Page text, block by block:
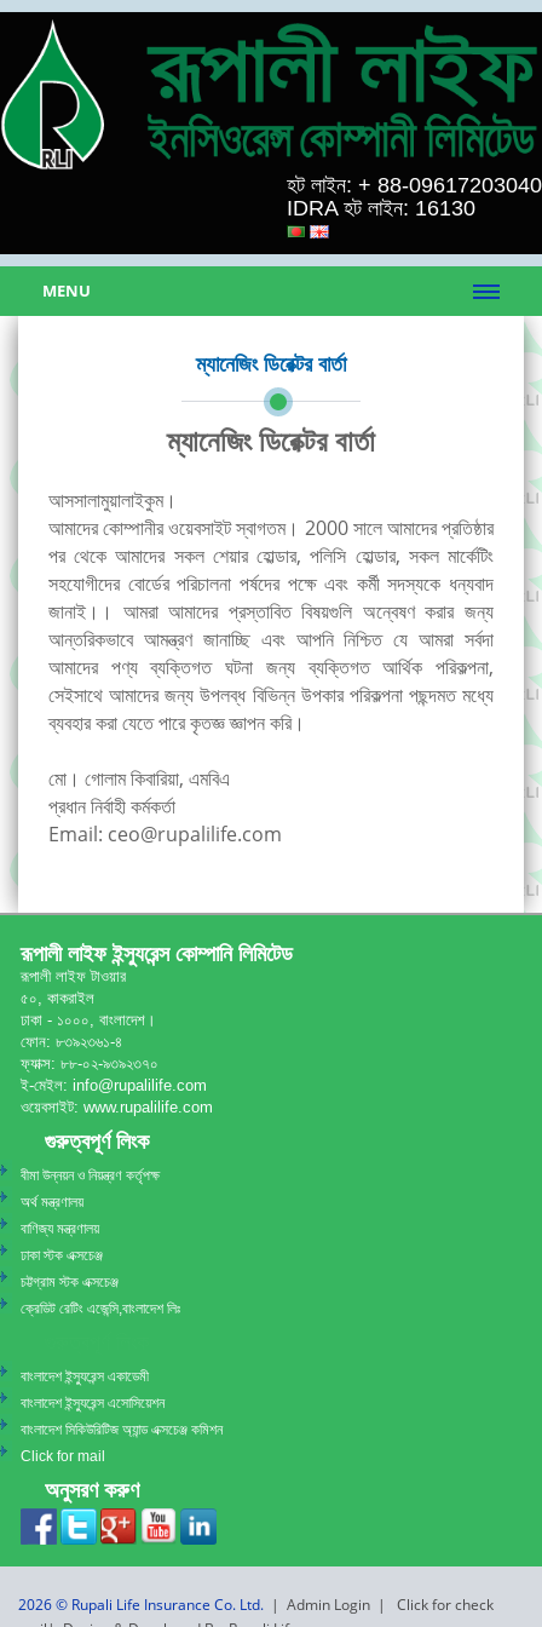
হট লাইন: + 88-09617203040
IDRA হট লাইন: 16130
MENU
ম্যানেজিং ডিরেক্টর বার্তা
ম্যানেজিং ডিরেক্টর বার্তা
আসসালামুয়ালাইকুম।
আমাদের কোম্পানীর ওয়েবসাইট স্বাগতম। 2000 সালে আমাদের প্রতিষ্ঠার
পর থেকে আমাদের সকল শেয়ার হোল্ডার, পলিসি হোল্ডার, সকল মার্কেটিং
সহযোগীদের বোর্ডের পরিচালনা পর্ষদের পক্ষে এবং কর্মী সদস্যকে ধন্যবাদ
জানাই।। আমরা আমাদের প্রস্তাবিত বিষয়গুলি অন্বেষণ করার জন্য
আন্তরিকভাবে আমন্ত্রণ জানাচ্ছি এবং আপনি নিশ্চিত যে আমরা সর্বদা
আমাদের পণ্য ব্যক্তিগত ঘটনা জন্য ব্যক্তিগত আর্থিক পরিকল্পনা,
সেইসাথে আমাদের জন্য উপলব্ধ বিভিন্ন উপকার পরিকল্পনা পছন্দমত মধ্যে
ব্যবহার করা যেতে পারে কৃতজ্ঞ জ্ঞাপন করি।
মো। গোলাম কিবারিয়া, এমবিএ
প্রধান নির্বাহী কর্মকর্তা
Email: ceo@rupalilife.com
রূপালী লাইফ ইন্স্যুরেন্স কোম্পানি লিমিটেড
রূপালী লাইফ টাওয়ার
৫০, কাকরাইল
ঢাকা - ১০০০, বাংলাদেশ।
ফোন: ৮৩৯২৩৬১-৪
ফ্যাক্স: ৮৮-০২-৯৩৯২৩৭০
ই-মেইল: info@rupalilife.com
ওয়েবসাইট: www.rupalilife.com
গুরুত্বপূর্ণ লিংক
বীমা উন্নয়ন ও নিয়ন্ত্রণ কর্তৃপক্ষ
অর্থ মন্ত্রণালয়
বাণিজ্য মন্ত্রণালয়
ঢাকা স্টক এক্সচেঞ্জ
চট্টগ্রাম স্টক এক্সচেঞ্জ
ক্রেডিট রেটিং এজেন্সি,বাংলাদেশ লিঃ
বাংলাদেশ ইন্স্যুরেন্স একাডেমী
বাংলাদেশ ইন্স্যুরেন্স এসোসিয়েশন
বাংলাদেশ সিকিউরিটিজ অ্যান্ড এক্সচেঞ্জ কমিশন
Click for mail
অনুসরণ করুণ
2026 © Rupali Life Insurance Co. Ltd. | Admin Login | Click for check